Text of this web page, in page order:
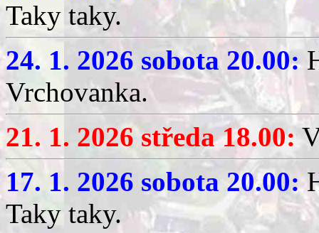
Taky taky.
24. 1. 2026 sobota 20.00:
Vrchovanka.
21. 1. 2026 středa 18.00:
17. 1. 2026 sobota 20.00:
Taky taky.